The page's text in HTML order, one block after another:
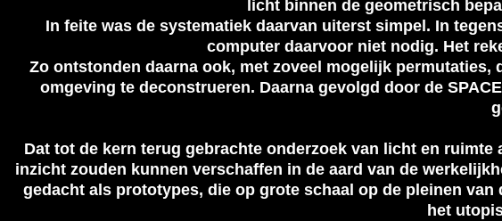
licht binnen de geometrisch
In feite was de systematiek daarvan uiterst simpel. In
computer daarvoor niet nodig. Het
Zo ontstonden daarna ook, met zoveel mogelijk permutaties,
omgeving te deconstrueren. Daarna gevolgd door de
Dat tot de kern terug gebrachte onderzoek van licht en
inzicht zouden kunnen verschaffen in de aard van de
gedacht als prototypes, die op grote schaal op de pleinen
het